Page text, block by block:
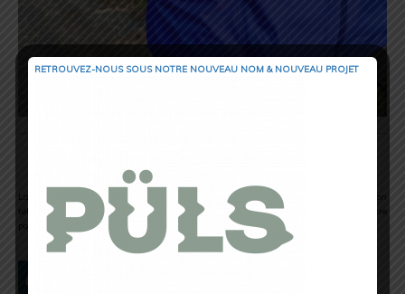
Détails pratiques
poche est bien placée
et suffisamment spacieuse pour accueillir mes clés, mon
téléphone et d’autres petits essentiels. En outre, la légèreté de la veste est un autre
point positif, de plus, elle
et peut être rangée sans encombre.
RETROUVEZ-NOUS SOUS NOTRE NOUVEAU NOM & NOUVEAU PROJET